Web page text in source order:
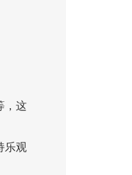
，这
乐观